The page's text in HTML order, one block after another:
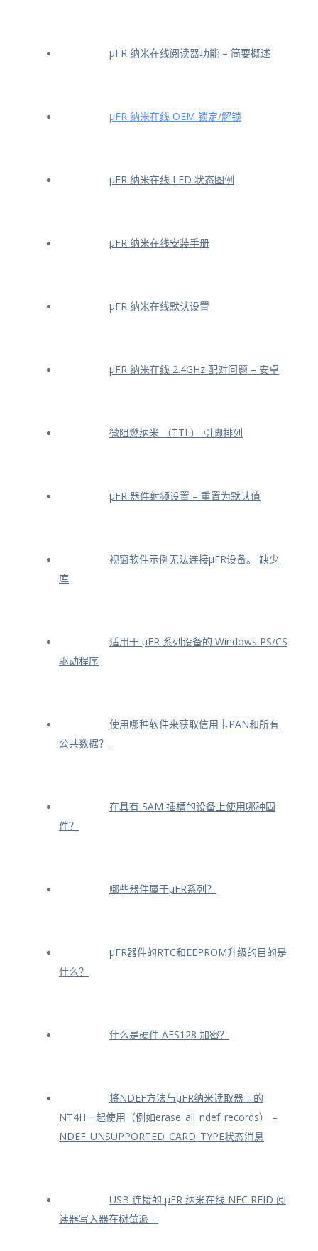
μFR 纳米在线阅读器功能 – 简要概述
μFR 纳米在线 OEM 锁定/解锁
μFR 纳米在线 LED 状态图例
μFR 纳米在线安装手册
μFR 纳米在线默认设置
μFR 纳米在线 2.4GHz 配对问题 – 安卓
微阻燃纳米 （TTL） 引脚排列
μFR 器件射频设置 – 重置为默认值
视窗软件示例无法连接μFR设备。 缺少
库
适用于 μFR 系列设备的 Windows PS/CS
驱动程序
使用哪种软件来获取信用卡PAN和所有
公共数据？
在具有 SAM 插槽的设备上使用哪种固
件？
哪些器件属于μFR系列？
μFR器件的RTC和EEPROM升级的目的是
什么？
什么是硬件 AES128 加密？
将NDEF方法与μFR纳米读取器上的
NT4H一起使用（例如erase_all_ndef_records） –
NDEF_UNSUPPORTED_CARD_TYPE状态消息
USB 连接的 μFR 纳米在线 NFC RFID 阅
读器写入器在树莓派上